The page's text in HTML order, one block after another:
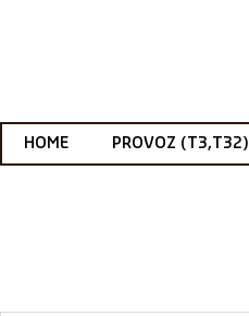
HOME PROVOZ (T3,T32)